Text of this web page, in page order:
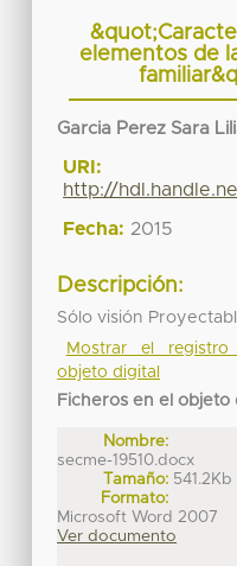
elementos de
Garcia Perez Sara
URI:
http://
Fecha: 2015
Descripción:
Sólo visión
Mostrar el
objeto digital
Ficheros en el objeto
Nombre:
secme-19510.docx
Tamaño: 541.2Kb
Formato:
Microsoft Word 2007
Ver documento